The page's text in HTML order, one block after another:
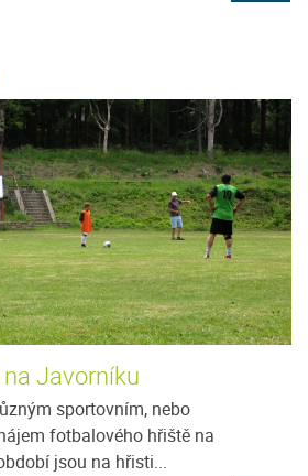
Javorníku
sportovním, nebo
fotbalového hřiště na
jsou na hřisti...